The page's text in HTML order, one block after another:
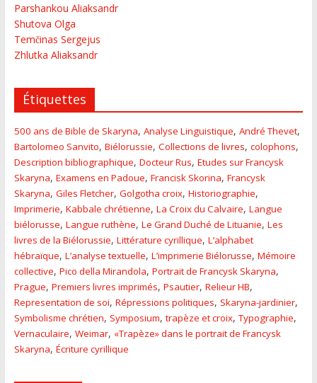
Parshankou Aliaksandr
Shutova Olga
Temčinas Sergejus
Zhlutka Aliaksandr
Étiquettes
500 ans de Bible de Skaryna, Analyse Linguistique, André Thevet,
Bartolomeo Sanvito, Biélorussie, Collections de livres, colophons,
Description bibliographique, Docteur Rus, Etudes sur Francysk
Skaryna, Examens en Padoue, Francisk Skorina, Francysk
Skaryna, Giles Fletcher, Golgotha croix, Historiographie,
Imprimerie, Kabbale chrétienne, La Croix du Calvaire, Langue
biélorusse, Langue ruthène, Le Grand Duché de Lituanie, Les
livres de la Biélorussie, Littérature cyrillique, L’alphabet
hébraïque, L’analyse textuelle, L’imprimerie Biélorusse, Mémoire
collective, Pico della Mirandola, Portrait de Francysk Skaryna,
Prague, Premiers livres imprimés, Psautier, Relieur HB,
Representation de soi, Répressions politiques, Skaryna-jardinier,
Symbolisme chrétien, Symposium,trapèze et croix,Typographie,
Vernaculaire, Weimar, «Trapèze» dans le portrait de Francysk
Skaryna, Écriture cyrillique